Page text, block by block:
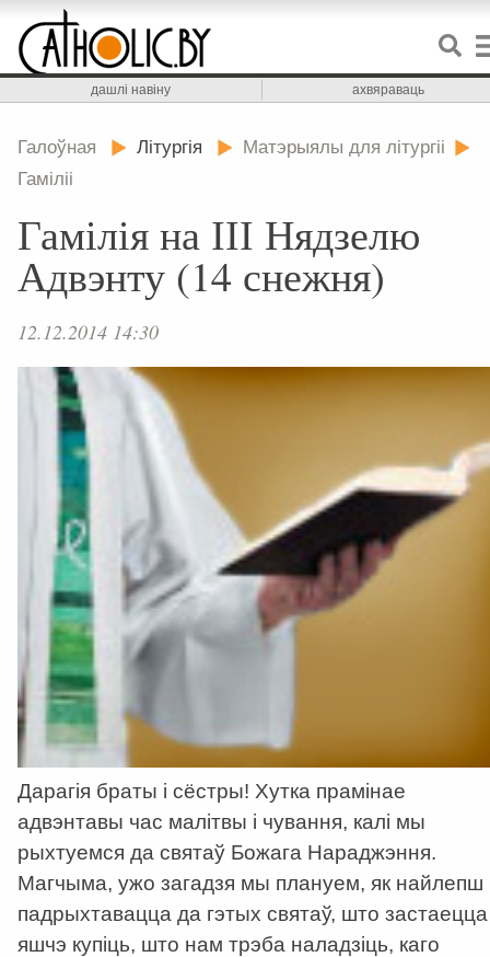
дашлі навіну ахвяраваць
Галоўная Літургія
Матэрыялы для літургіі
Гаміліі
Гамілія на ІІІ Нядзелю
Адвэнту (14 снежня)
12.12.2014 14:30
Дарагія браты і сёстры! Хутка прамінае
адвэнтавы час малітвы і чування, калі мы
рыхтуемся да святаў Божага Нараджэння.
Магчыма, ужо загадзя мы плануем, як найлепш
падрыхтавацца да гэтых святаў, што застаецца
яшчэ купіць, што нам трэба наладзіць, каго